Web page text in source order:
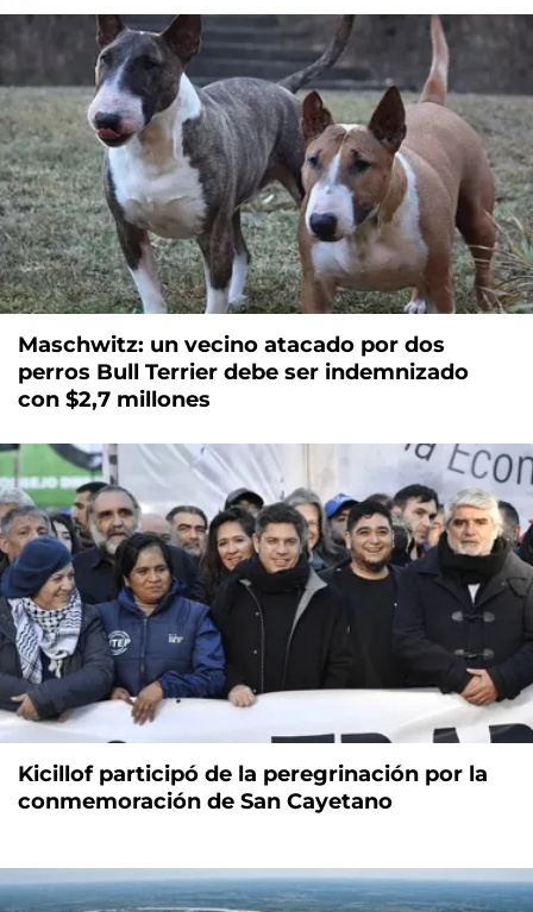
Maschwitz: un vecino atacado por dos
perros Bull Terrier debe ser indemnizado
con $2,7 millones
Kicillof participó de la peregrinación por la
conmemoración de San Cayetano